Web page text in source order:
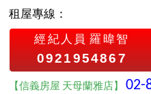
租屋專線：
經紀人員 羅暐智
0921954867
【信義房屋 天母蘭雅店】02-